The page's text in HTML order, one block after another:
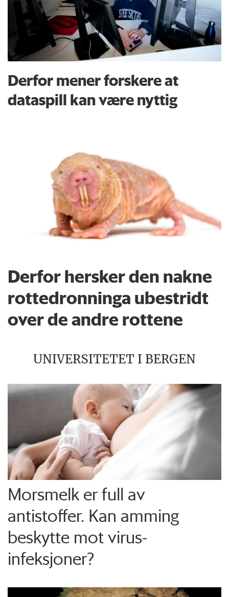
Derfor mener forskere at
dataspill kan være nyttig
Derfor hersker den nakne
rottedronninga ubestridt
over de andre rottene
UNIVERSITETET I BERGEN
Morsmelk er full av
antistoffer. Kan amming
beskytte mot virus-
infeksjoner?